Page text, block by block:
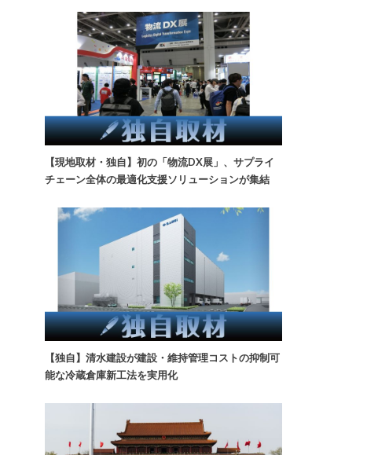
【現地取材・独自】初の「物流DX展」、サプライ
チェーン全体の最適化支援ソリューションが集結
【独自】清水建設が建設・維持管理コストの抑制可
能な冷蔵倉庫新工法を実用化